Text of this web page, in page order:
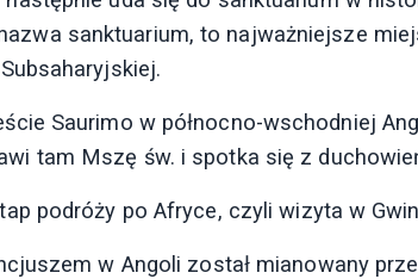
sanktuarium, to najważniejsze
Saurimo w północno-wschodniej
tam Mszę św. i spotka się z
podróży po Afryce, czyli wizyta w
w Angoli został mianowany